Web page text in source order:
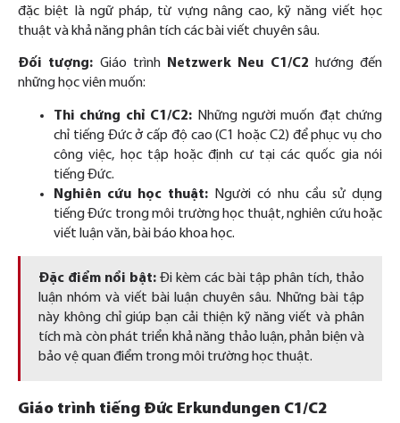
đặc biệt là ngữ pháp, từ vựng nâng cao, kỹ năng viết học
thuật và khả năng phân tích các bài viết chuyên sâu.
Đối tượng: Giáo trình Netzwerk Neu C1/C2 hướng đến
những học viên muốn:
Thi chứng chỉ C1/C2: Những người muốn đạt chứng
chỉ tiếng Đức ở cấp độ cao (C1 hoặc C2) để phục vụ cho
công việc, học tập hoặc định cư tại các quốc gia nói
tiếng Đức.
Nghiên cứu học thuật: Người có nhu cầu sử dụng
tiếng Đức trong môi trường học thuật, nghiên cứu hoặc
viết luận văn, bài báo khoa học.
Đặc điểm nổi bật: Đi kèm các bài tập phân tích, thảo
luận nhóm và viết bài luận chuyên sâu. Những bài tập
này không chỉ giúp bạn cải thiện kỹ năng viết và phân
tích mà còn phát triển khả năng thảo luận, phản biện và
bảo vệ quan điểm trong môi trường học thuật.
Giáo trình tiếng Đức Erkundungen C1/C2